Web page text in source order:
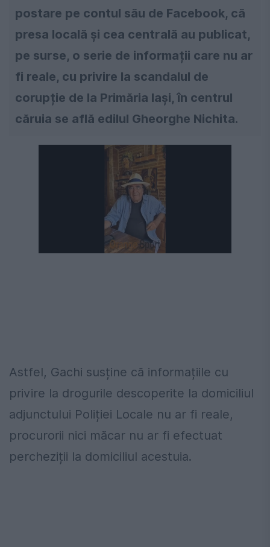
postare pe contul său de Facebook, că
presa locală și cea centrală au publicat,
pe surse, o serie de informații care nu ar
fi reale, cu privire la scandalul de
corupție de la Primăria Iași, în centrul
căruia se află edilul Gheorghe Nichita.
Astfel, Gachi susține că informațiile cu
privire la drogurile descoperite la domiciliul
adjunctului Poliției Locale nu ar fi reale,
procurorii nici măcar nu ar fi efectuat
percheziții la domiciliul acestuia.